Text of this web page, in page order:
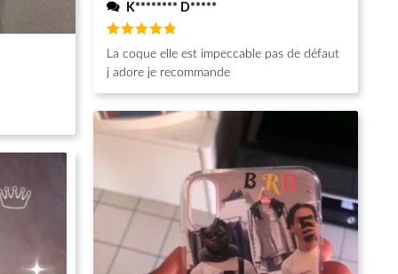
K******** D*****
Note
sur 5
La coque elle est impeccable pas de défaut
j adore je recommande